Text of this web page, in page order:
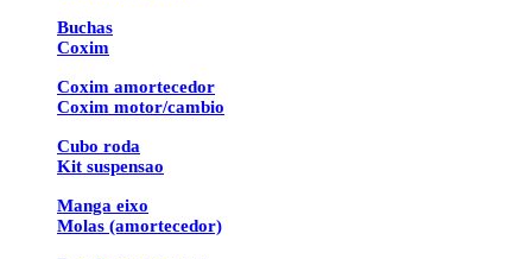
Buchas
Coxim
Coxim amortecedor
Coxim motor/cambio
Cubo roda
Kit suspensao
Manga eixo
Molas (amortecedor)